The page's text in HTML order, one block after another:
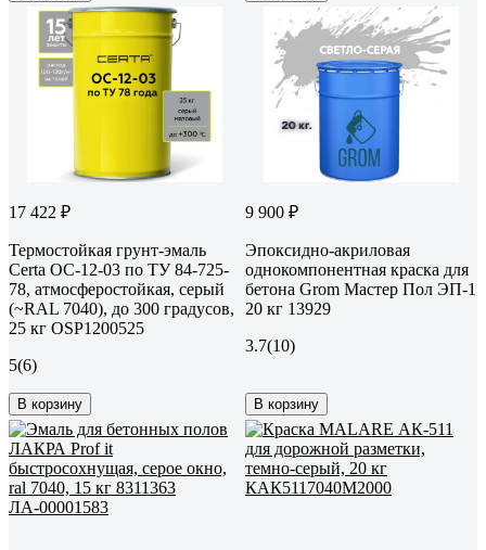
17 422 ₽
Термостойкая грунт-эмаль
Certa ОС-12-03 по ТУ 84-725-
78, атмосферостойкая, серый
(~RAL 7040), до 300 градусов,
25 кг OSP1200525
5(6)
В корзину
9 900 ₽
Эпоксидно-акриловая
однокомпонентная краска для
бетона Grom Мастер Пол ЭП-1
20 кг 13929
3.7(10)
В корзину